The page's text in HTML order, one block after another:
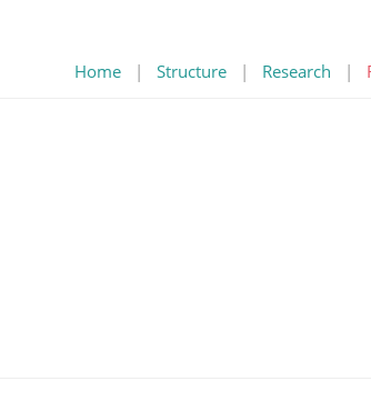
Home | Structure | Research |